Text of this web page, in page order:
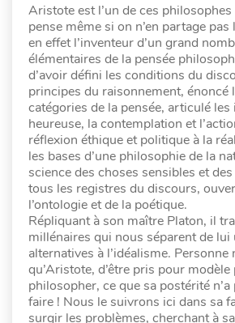
Aristote est l’un de ces
pense même si on n’en partage
en effet l’inventeur d’un grand
élémentaires de la pensée
d’avoir défini les conditions du
principes du raisonnement, énoncé
catégories de la pensée, articulé les
heureuse, la contemplation et
réflexion éthique et politique à la
les bases d’une philosophie de la
science des choses sensibles et
tous les registres du discours,
l’ontologie et de la poétique.
Répliquant à son maître Platon, il
millénaires qui nous séparent de lui
alternatives à l’idéalisme.
qu’Aristote, d’être pris pour
philosopher, ce que sa postérité
faire ! Nous le suivrons ici dans sa
surgir les problèmes, cherchant à